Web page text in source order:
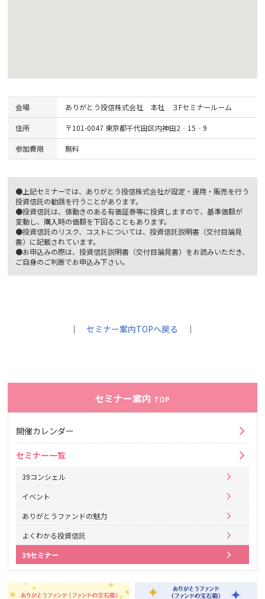
会場 ありがとう投信株式会社 本社 ３Fセミナールーム
住所 〒101-0047 東京都千代田区内神田2‐15‐9
参加費用 無料
●上記セミナーでは、ありがとう投信株式会社が設定・運用・販売を行う
投資信託の勧誘を行うことがあります。
●投資信託は、値動きのある有価証券等に投資しますので、基準価額が
変動し、購入時の価額を下回ることもあります。
●投資信託のリスク、コストについては、投資信託説明書（交付目論見
書）に記載されています。
●お申込みの際は、投資信託説明書（交付目論見書）をお読みいただき、
ご自身のご判断でお申込み下さい。
｜セミナー案内TOPへ戻る ｜
セミナー案内 TOP
開催カレンダー
セミナー一覧
39コンシェル
イベント
ありがとうファンドの魅力
よくわかる投資信託
39セミナー